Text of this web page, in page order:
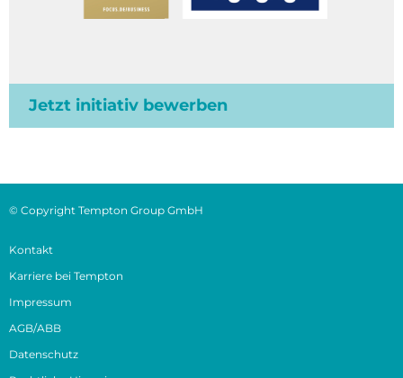
Jetzt initiativ bewerben
© Copyright Tempton Group GmbH
Kontakt
Karriere bei Tempton
Impressum
AGB/ABB
Datenschutz